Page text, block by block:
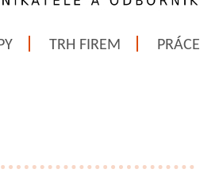
TRH FIREM PRÁCE